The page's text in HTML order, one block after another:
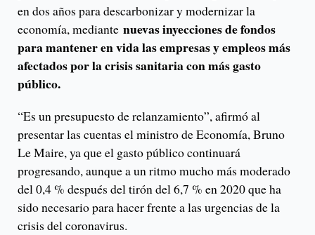
en dos años para descarbonizar y modernizar la
economía, mediante nuevas inyecciones de fondos
para mantener en vida las empresas y empleos más
afectados por la crisis sanitaria con más gasto
público.
“Es un presupuesto de relanzamiento”, afirmó al
presentar las cuentas el ministro de Economía, Bruno
Le Maire, ya que el gasto público continuará
progresando, aunque a un ritmo mucho más moderado
del 0,4 % después del tirón del 6,7 % en 2020 que ha
sido necesario para hacer frente a las urgencias de la
crisis del coronavirus.